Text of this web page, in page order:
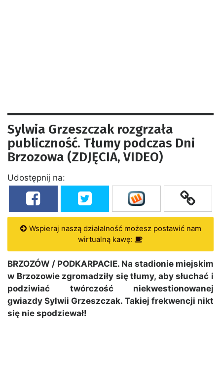
Sylwia Grzeszczak rozgrzała
publiczność. Tłumy podczas Dni
Brzozowa (ZDJĘCIA, VIDEO)
Udostępnij na:
Wspieraj naszą działalność możesz postawić nam
wirtualną kawę:
BRZOZÓW / PODKARPACIE. Na stadionie miejskim
w Brzozowie zgromadziły się tłumy, aby słuchać i
podziwiać twórczość niekwestionowanej
gwiazdy Sylwii Grzeszczak. Takiej frekwencji nikt
się nie spodziewał!